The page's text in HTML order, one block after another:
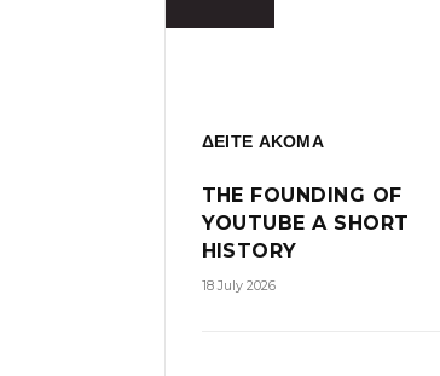
ΔΕΙΤΕ ΑΚΟΜΑ
THE FOUNDING OF
YOUTUBE A SHORT
HISTORY
18 July 2026